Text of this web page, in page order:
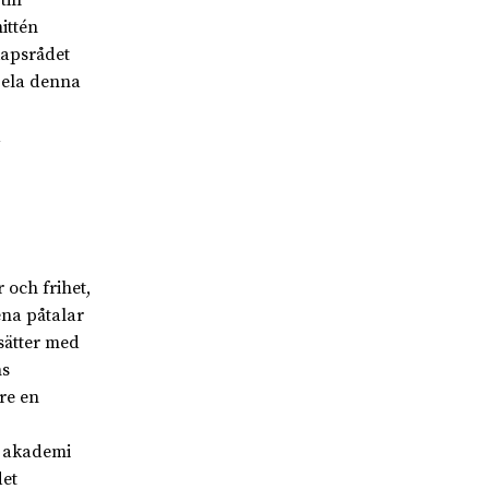
denna
och frihet,
påtalar
med
en